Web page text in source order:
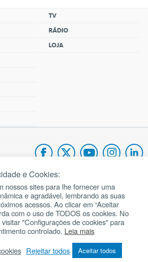
TV
RÁDIO
LOJA
João Paulo II
de Oração
do site
Todos os direitos reservados.
e Cookies:
nossos sites para lhe fornecer uma
e agradável, lembrando as suas
acessos. Ao clicar em “Aceitar
com o uso de TODOS os cookies. No
"Configurações de cookies" para
controlado. Leia mais
Rejeitar todos Aceitar todos